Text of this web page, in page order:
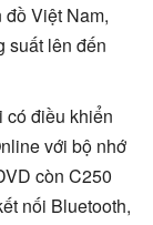
Việt Nam,
suất lên đến
có điều khiển
với bộ nhớ
còn C250
nối Bluetooth,